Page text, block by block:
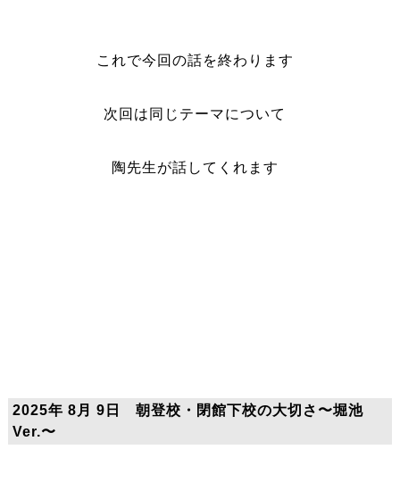
これで今回の話を終わります
次回は同じテーマについて
陶先生が話してくれます
2025年 8月 9日 朝登校・閉館下校の大切さ〜堀池
Ver.〜